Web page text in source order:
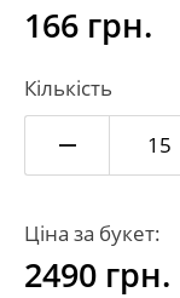
166 грн.
Кількість
Ціна за букет:
2490 грн.